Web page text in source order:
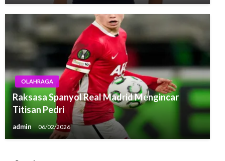
OLAHRAGA
Raksasa Spanyol Real Madrid Mengincar
Titisan Pedri
admin 06/02/2026